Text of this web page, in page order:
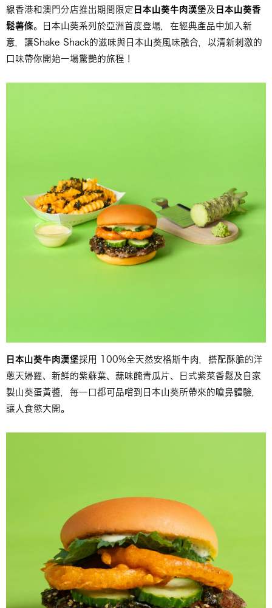
線香港和澳門分店推出期間限定 日本山葵牛肉漢堡 及 日本山葵香
鬆薯條。日本山葵系列於亞洲首度登場，在經典產品中加入新
意，讓Shake Shack的滋味與日本山葵風味融合，以清新刺激的
口味帶你開始一場驚艷的旅程！
日本山葵牛肉漢堡採用 100%全天然安格斯牛肉，搭配酥脆的洋
蔥天婦羅、新鮮的紫蘇葉、蒜味醃青瓜片、日式紫菜香鬆及自家
製山葵蛋黃醬，每一口都可品嚐到日本山葵所帶來的嗆鼻體驗，
讓人食慾大開。